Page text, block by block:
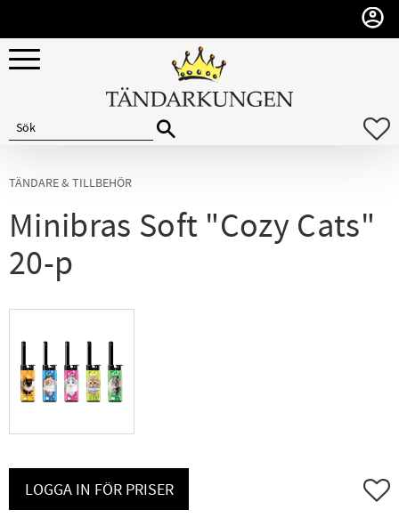
Meny
TÄNDARE & TILLBEHÖR
Minibras Soft "Cozy Cats"
20-p
LOGGA IN FÖR PRISER Lägg